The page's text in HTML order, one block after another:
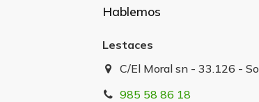
Hablemos
Lestaces
C/El Moral sn - 33.126 -
985 58 86 18